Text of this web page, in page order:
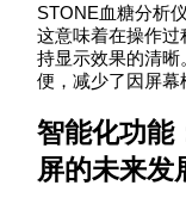
STONE血糖分析
这意味着在操作
持显示效果的清
便，减少了因屏幕
智能化功能
屏的未来发